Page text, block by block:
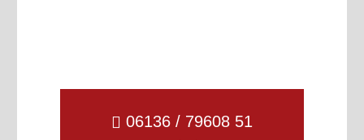
06136 / 79608 51